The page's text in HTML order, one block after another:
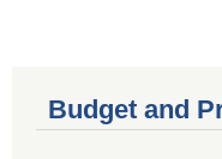
Budget and